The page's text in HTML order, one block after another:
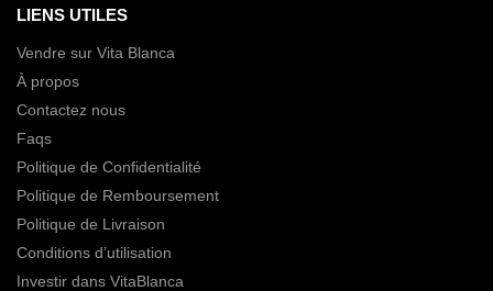
LIENS UTILES
Vendre sur Vita Blanca
À propos
Contactez nous
Faqs
Politique de Confidentialité
Politique de Remboursement
Politique de Livraison
Conditions d’utilisation
Investir dans VitaBlanca